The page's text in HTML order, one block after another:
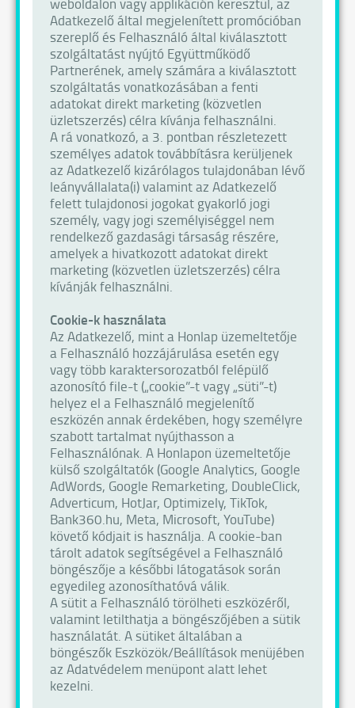
Adatkezelő által megjelenített promócióban
szereplő és Felhasználó által kiválasztott
szolgáltatást nyújtó Együttműködő
Partnerének, amely számára a kiválasztott
szolgáltatás vonatkozásában a fenti
adatokat direkt marketing (közvetlen
üzletszerzés) célra kívánja felhasználni.
A rá vonatkozó, a 3. pontban részletezett
személyes adatok továbbításra kerüljenek
az Adatkezelő kizárólagos tulajdonában lévő
leányvállalata(i) valamint az Adatkezelő
felett tulajdonosi jogokat gyakorló jogi
személy, vagy jogi személyiséggel nem
rendelkező gazdasági társaság részére,
amelyek a hivatkozott adatokat direkt
marketing (közvetlen üzletszerzés) célra
kívánják felhasználni.
Cookie-k használata
Az Adatkezelő, mint a Honlap üzemeltetője
a Felhasználó hozzájárulása esetén egy
vagy több karaktersorozatból felépülő
azonosító file-t („cookie”-t vagy „süti”-t)
helyez el a Felhasználó megjelenítő
eszközén annak érdekében, hogy személyre
szabott tartalmat nyújthasson a
Felhasználónak. A Honlapon üzemeltetője
külső szolgáltatók (Google Analytics, Google
AdWords, Google Remarketing, DoubleClick,
Adverticum, HotJar, Optimizely, TikTok,
Bank360.hu, Meta, Microsoft, YouTube)
követő kódjait is használja. A cookie-ban
tárolt adatok segítségével a Felhasználó
böngészője a későbbi látogatások során
egyedileg azonosíthatóvá válik.
A sütit a Felhasználó törölheti eszközéről,
valamint letilthatja a böngészőjében a sütik
használatát. A sütiket általában a
böngészők Eszközök/Beállítások menüjében
az Adatvédelem menüpont alatt lehet
kezelni.